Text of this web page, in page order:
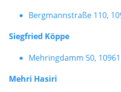
Bergmannstraße 110,
Siegfried Köppe
Mehringdamm 50,
Mehri Hasiri